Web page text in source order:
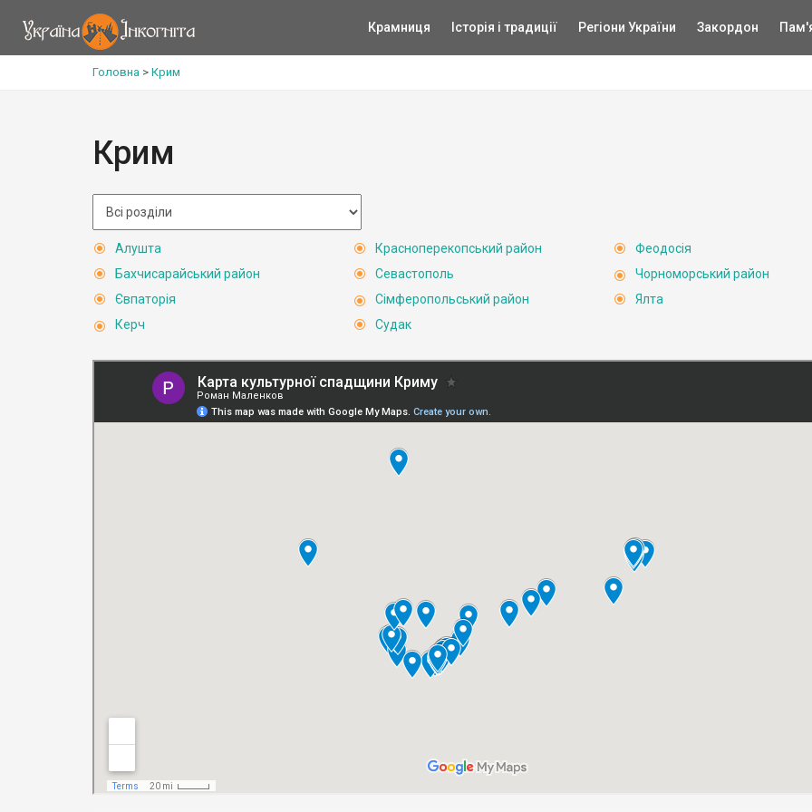
Крамниця Історія і традиції Регіони України Закордон
Головна > Крим
Крим
Алушта
Бахчисарайський район
Євпаторія
Керч
Красноперекопський район
Севастополь
Сімферопольський район
Судак
Феодосія
Чорноморський район
Ялта